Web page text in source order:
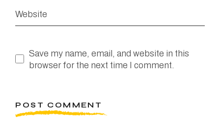
Save my name, email, and website in this
browser for the next time I comment.
POST COMMENT